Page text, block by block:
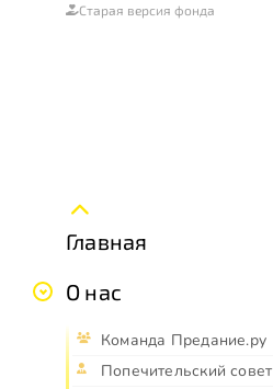
Старая версия фонда
Главная
О нас
Команда Предание.ру
Попечительский совет